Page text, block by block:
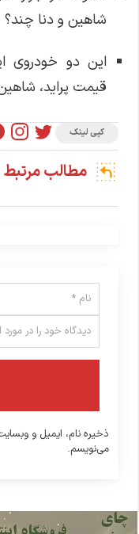
شاهین و دنا
این دو خودروی
قیمت پراید،
کپی لینک
مطالب مرتبط
ذخیره نام، ایمیل و
می‌نویسم.